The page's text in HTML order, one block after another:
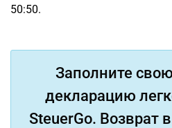
50:50.
Заполните
декларацию
SteuerGo. Возврат